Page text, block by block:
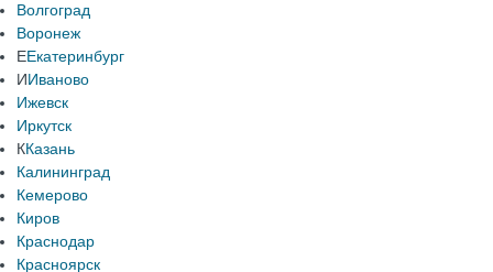
Волгоград
Воронеж
ЕЕкатеринбург
ИИваново
Ижевск
Иркутск
ККазань
Калининград
Кемерово
Киров
Краснодар
Красноярск